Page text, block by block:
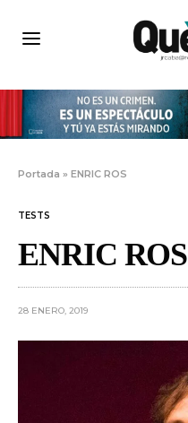
Portada »ENRIC ROS
TESTS
ENRIC ROS
28 ENERO, 2019